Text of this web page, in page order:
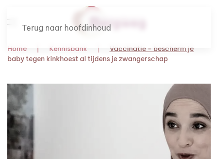
Terug naar hoofdinhoud
Home Kennisbank
Vaccinatie - bescherm je
baby tegen kinkhoest al tijdens je zwangerschap
Om te lezen